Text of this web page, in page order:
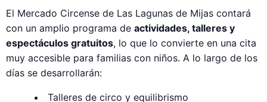
El Mercado Circense de Las Lagunas de Mijas contará
con un amplio programa de actividades, talleres y
espectáculos gratuitos, lo que lo convierte en una cita
muy accesible para familias con niños. A lo largo de los
días se desarrollarán:
Talleres de circo y equilibrismo